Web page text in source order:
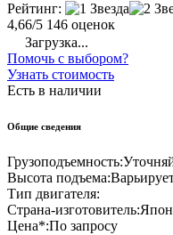
Рейтинг:
4,66/5 146 оценок
Загрузка...
Помочь с выбором?
Узнать стоимость
Есть в наличии
Общие сведения
Грузоподъемность:
Высота подъема:
Тип двигателя:
Страна-изготовитель:
Цена*:По запросу